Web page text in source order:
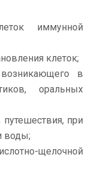
иммунной
клеток;
в
оральных
при
воды;
щелочной